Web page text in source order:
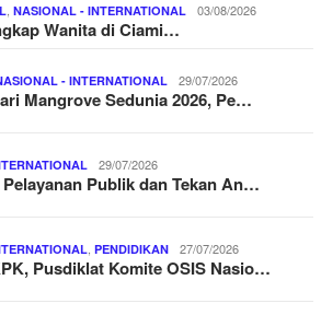
NASIONAL - INTERNATIONAL 03/08/2026
Wanita di Ciami…
- INTERNATIONAL 29/07/2026
Mangrove Sedunia 2026, Pe…
29/07/2026
Publik dan Tekan An…
PENDIDIKAN 27/07/2026
Pusdiklat Komite OSIS Nasio…